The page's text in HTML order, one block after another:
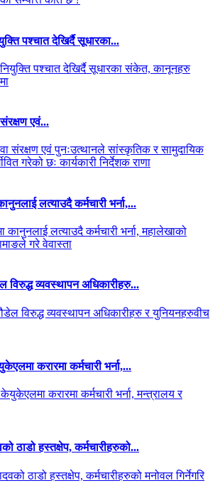
पश्चात देखिर्दै सूधारका...
एवं...
लत्याउदै कर्मचारी भर्ना,...
व्यवस्थापन अधिकारीहरु...
करारमा कर्मचारी भर्ना,...
ठाडो हस्तक्षेप, कर्मचारीहरुको...